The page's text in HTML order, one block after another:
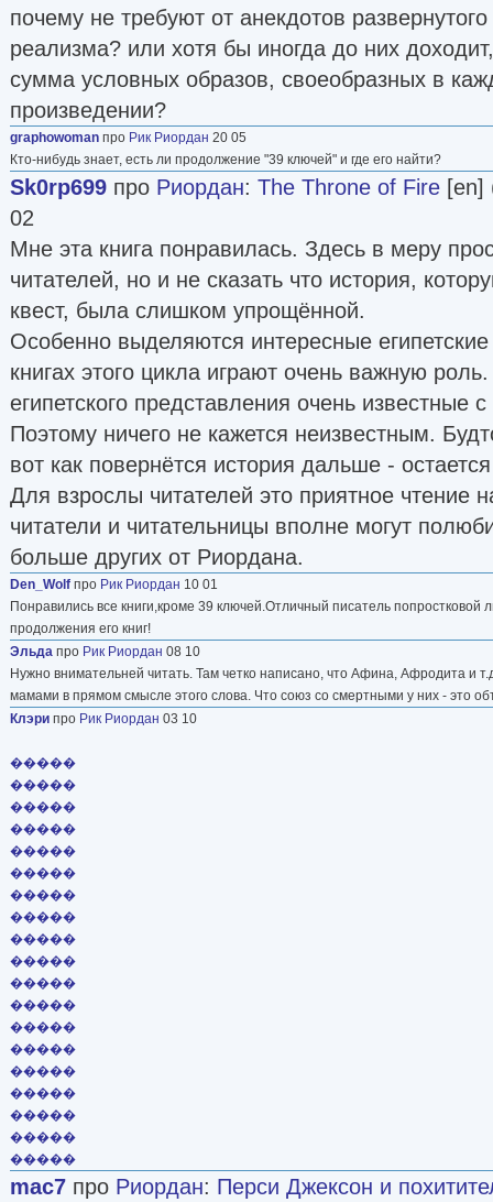
почему не требуют от анекдотов
реализма? или хотя бы иногда до них
сумма условных образов, своеобразных в
произведении?
graphowoman про Рик Риордан 20 05
Кто-нибудь знает, есть ли продолжение "39 ключей" и где его найти?
Sk0rp699 про Риордан: The Throne of Fire [en]
02
Мне эта книга понравилась. Здесь в меру
читателей, но и не сказать что история,
квест, была слишком упрощённой.
Особенно выделяются интересные
книгах этого цикла играют очень важную
египетского представления очень известные
Поэтому ничего не кажется неизвестным.
вот как повернётся история дальше -
Для взрослы читателей это приятное чтение
читатели и читательницы вполне могут
больше других от Риордана.
Den_Wolf про Рик Риордан 10 01
Понравились все книги,кроме 39 ключей.Отличный писатель
продолжения его книг!
Эльда про Рик Риордан 08 10
Нужно внимательней читать. Там четко написано, что Афина, Афродита и
мамами в прямом смысле этого слова. Что союз со смертными у них - это
Клэри про Рик Риордан 03 10
�����
�����
�����
�����
�����
�����
�����
�����
�����
�����
�����
�����
�����
�����
�����
�����
�����
�����
�����
mac7 про Риордан: Перси Джексон и